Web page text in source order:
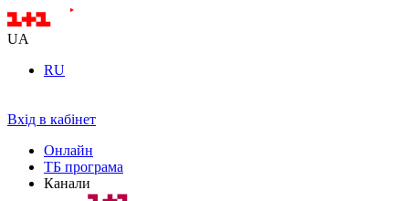
UA
RU
Вхід в кабінет
Онлайн
ТБ програма
Канали